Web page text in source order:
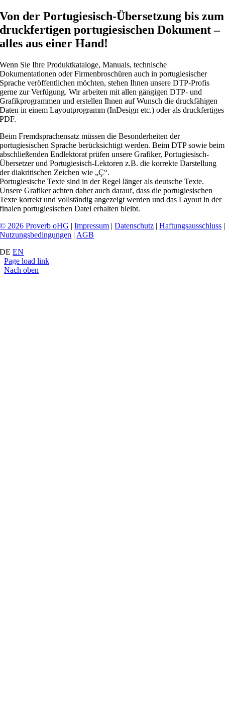
Von der Portugiesisch-Übersetzung bis zum
druckfertigen portugiesischen Dokument –
alles aus einer Hand!
Wenn Sie Ihre Produktkataloge, Manuals, technische
Dokumentationen oder Firmenbroschüren auch in portugiesischer
Sprache veröffentlichen möchten, stehen Ihnen unsere DTP-Profis
gerne zur Verfügung. Wir arbeiten mit allen gängigen DTP- und
Grafikprogrammen und erstellen Ihnen auf Wunsch die druckfähigen
Daten in einem Layoutprogramm (InDesign etc.) oder als druckfertiges
PDF.
Beim Fremdsprachensatz müssen die Besonderheiten der
portugiesischen Sprache berücksichtigt werden. Beim DTP sowie beim
abschließenden Endlektorat prüfen unsere Grafiker, Portugiesisch-
Übersetzer und Portugiesisch-Lektoren z.B. die korrekte Darstellung
der diakritischen Zeichen wie „Ç“.
Portugiesische Texte sind in der Regel länger als deutsche Texte.
Unsere Grafiker achten daher auch darauf, dass die portugiesischen
Texte korrekt und vollständig angezeigt werden und das Layout in der
finalen portugiesischen Datei erhalten bleibt.
© 2026 Proverb oHG |Impressum |Datenschutz |Haftungsausschluss |
Nutzungsbedingungen | AGB
DE EN
Page load link
Nach oben